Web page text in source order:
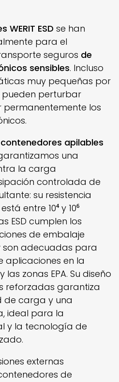
WERIT ESD se han
para el
seguros de
sensibles. Incluso
muy pequeñas por
pueden perturbar
los
apilables
una
la carga
controlada de
su resistencia
entre 10⁴ y 10⁶
ESD cumplen los
de embalaje
son adecuadas para
en la
zonas EPA. Su diseño
reforzadas garantiza
carga y una
ideal para la
y la tecnología de
externas
de